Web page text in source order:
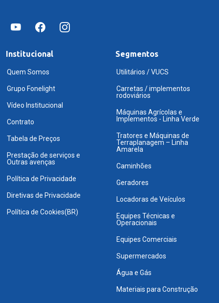
Institucional
Quem Somos
Grupo Fonelight
Vídeo Institucional
Contrato
Tabela de Preços
Prestação de serviços e
Outras avenças
Política de Privacidade
Diretivas de Privacidade
Política de Cookies(BR)
Segmentos
Utilitários / VUCS
Carretas / implementos
rodoviários
Máquinas Agrícolas e
Implementos - Linha Verde
Tratores e Máquinas de
Terraplanagem – Linha
Amarela
Caminhões
Geradores
Locadoras de Veículos
Equipes Técnicas e
Operacionais
Equipes Comerciais
Supermercados
Água e Gás
Materiais para Construção